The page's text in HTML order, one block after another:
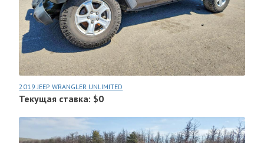
2019 JEEP WRANGLER UNLIMITED
Текущая ставка: $0